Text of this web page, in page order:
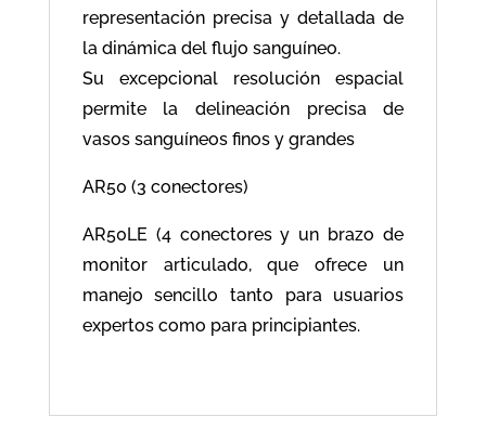
representación precisa y detallada de
la dinámica del flujo sanguíneo.
Su excepcional resolución espacial
permite la delineación precisa de
vasos sanguíneos finos y grandes
AR50 (3 conectores)
AR50LE (4 conectores y un brazo de
monitor articulado, que ofrece un
manejo sencillo tanto para usuarios
expertos como para principiantes.